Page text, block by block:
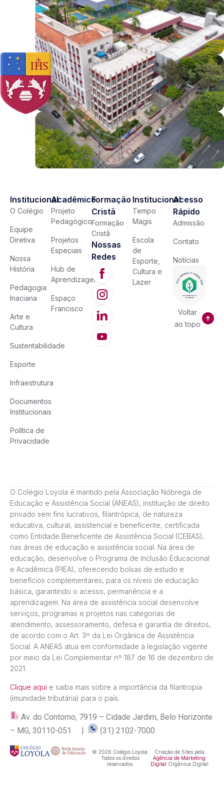
Institucional
O Colégio
Equipe
Diretiva
Nossa
História
Pedagogia
Inaciana
Arte e
Cultura
Sustentabilidade
Esporte
Infraestrutura
Documentos
Institucionais
Política de
Privacidade
Acadêmico
Projeto
Pedagógico
Projetos
Especiais
Hub de
Aprendizagem
Espaço
Francisco
Formação
Cristã
Formação
Cristã
Nossas
Redes
Institucional
Tempo
Magis
Escola
de
Esporte,
Cultura e
Lazer
Acesso
Rápido
Admissão
Contato
Notícias
Voltar
ao topo
O Colégio Loyola é mantido pela Associação Nóbrega de
Educação e Assistência Social (ANEAS), instituição de direito
privado sem fins lucrativos, filantrópica, de natureza
educativa, cultural, assistencial e beneficente, certificada
como Entidade Beneficente de Assistência Social (CEBAS),
nas áreas de educação e assistência social. Na área de
educação, desenvolve o Programa de Inclusão Educacional
e Acadêmica (PIEA), oferecendo bolsas de estudo e
benefícios complementares, para os níveis de educação
básica, garantindo o acesso, permanência e a
aprendizagem. Na área de assistência social desenvolve
serviços, programas e projetos nas categorias de
atendimento, assessoramento, defesa e garantia de direitos,
de acordo com o Art. 3º da Lei Orgânica de Assistência
Social. A ANEAS atua em conformidade à legislação vigente
por meio da Lei Complementar nº 187 de 16 de dezembro de
2021.
Clique aqui e saiba mais sobre a importância da filantropia
(imunidade tributária) para o país.
Av. do Contorno, 7919 – Cidade Jardim, Belo Horizonte
– MG, 30110-051 |
(31) 2102-7000
© 2026 Colégio Loyola.
Todos os direitos
reservados.
Criação de Sites pela
Agência de Marketing
Digital
Orgânica Digital